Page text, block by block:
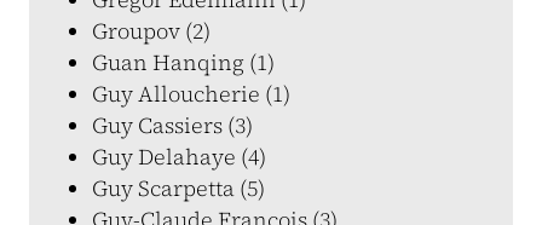
Groupov (2)
Guan Hanqing (1)
Guy Alloucherie (1)
Guy Cassiers (3)
Guy Delahaye (4)
Guy Scarpetta (5)